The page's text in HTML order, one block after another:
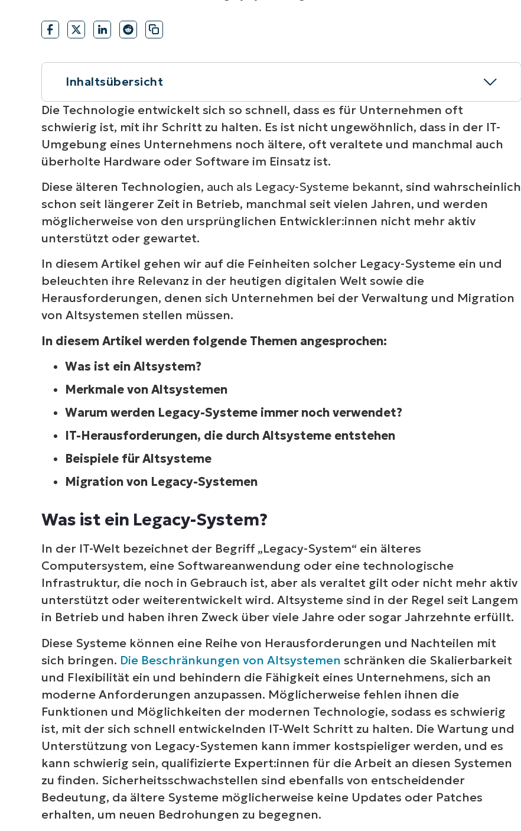
VERTRIEB KONTAKTIEREN
ROADMAP
PLATTFORM
VERTRIEB KONTAKTIEREN
VERTRIEB KONTAKTIEREN
Inhaltsübersicht
Kurzüberblick
Was ist ein Legacy-System?
Welche Arten von Altsystemen gibt es?
Was sind Legacy-Anwendungen?
Warum werden Legacy-Systeme immer noch verwendet?
Was sind einige Beispiele für Legacy-Systeme?
IT-Herausforderungen, die durch Altsysteme entstehen
Migration von Legacy-Systemen
Modernisierungsansätze für Altsysteme
Wie funktioniert die Datenmigration zur Aktualisierung von Altsystemen?
Techniken zur Modernisierung älterer Software
NinjaOne hilft bei alten Technologien
Die Technologie entwickelt sich so schnell, dass es für Unternehmen oft
schwierig ist, mit ihr Schritt zu halten. Es ist nicht ungewöhnlich, dass in der IT-
Umgebung eines Unternehmens noch ältere, oft veraltete und manchmal auch
überholte Hardware oder Software im Einsatz ist.
Diese älteren Technologien, auch als Legacy-Systeme bekannt, sind wahrscheinlich
schon seit längerer Zeit in Betrieb, manchmal seit vielen Jahren, und werden
möglicherweise von den ursprünglichen Entwickler:innen nicht mehr aktiv
unterstützt oder gewartet.
In diesem Artikel gehen wir auf die Feinheiten solcher Legacy-Systeme ein und
beleuchten ihre Relevanz in der heutigen digitalen Welt sowie die
Herausforderungen, denen sich Unternehmen bei der Verwaltung und Migration
von Altsystemen stellen müssen.
In diesem Artikel werden folgende Themen angesprochen:
Was ist ein Altsystem?
Merkmale von Altsystemen
Warum werden Legacy-Systeme immer noch verwendet?
IT-Herausforderungen, die durch Altsysteme entstehen
Beispiele für Altsysteme
Migration von Legacy-Systemen
Was ist ein Legacy-System?
In der IT-Welt bezeichnet der Begriff „Legacy-System“ ein älteres
Computersystem, eine Softwareanwendung oder eine technologische
Infrastruktur, die noch in Gebrauch ist, aber als veraltet gilt oder nicht mehr aktiv
unterstützt oder weiterentwickelt wird. Altsysteme sind in der Regel seit Langem
in Betrieb und haben ihren Zweck über viele Jahre oder sogar Jahrzehnte erfüllt.
Diese Systeme können eine Reihe von Herausforderungen und Nachteilen mit
sich bringen. Die Beschränkungen von Altsystemen schränken die Skalierbarkeit
und Flexibilität ein und behindern die Fähigkeit eines Unternehmens, sich an
moderne Anforderungen anzupassen. Möglicherweise fehlen ihnen die
Funktionen und Möglichkeiten der modernen Technologie, sodass es schwierig
ist, mit der sich schnell entwickelnden IT-Welt Schritt zu halten. Die Wartung und
Unterstützung von Legacy-Systemen kann immer kostspieliger werden, und es
kann schwierig sein, qualifizierte Expert:innen für die Arbeit an diesen Systemen
zu finden. Sicherheitsschwachstellen sind ebenfalls von entscheidender
Bedeutung, da ältere Systeme möglicherweise keine Updates oder Patches
erhalten, um neuen Bedrohungen zu begegnen.